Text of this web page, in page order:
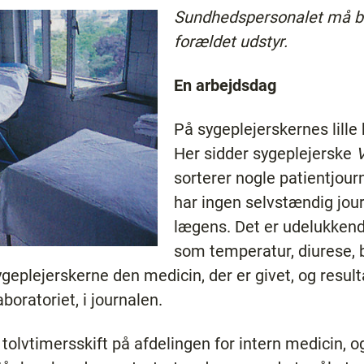
Sundhedspersonalet må
forældet udstyr.
En arbejdsdag
På sygeplejerskernes
Her sidder sygeplejerske
sorterer nogle
har ingen selvstændig
lægens. Det er
som temperatur, diurese,
den medicin, der er givet, og
i journalen.
på afdelingen for intern medicin,